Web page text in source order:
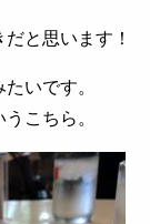
と思います！
いです。
こちら。